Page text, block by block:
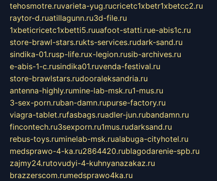
tehosmotre.ruvarieta-yug.rucricetc1xbetr1xbetcc2.ru
raytor-d.ruatillagunn.ru3d-file.ru
1xbeticricetc1xbetti5.ruuafoot-statti.rue-abis1c.ru
store-brawl-stars.rukts-services.rudark-sand.ru
sindika-01.rusp-life.rux-legion.rusib-archives.ru
e-abis-1-c.rusindika01.ruvenda-festival.ru
store-brawlstars.rudooraleksandria.ru
antenna-highly.rumine-lab-msk.ru1-mus.ru
3-sex-porn.ruban-damn.rupurse-factory.ru
viagra-tablet.rufasbags.ruadler-jun.rubandamn.ru
fincontech.ru3sexporn.ru1mus.rudarksand.ru
rebus-toys.ruminelab-msk.rualabuga-cityhotel.ru
medsprawo-4-ka.ru2864420.rublagodarenie-spb.ru
zajmy24.rutovudyi-4-kuhnyanazakaz.ru
brazzerscom.rumedsprawo4ka.ru